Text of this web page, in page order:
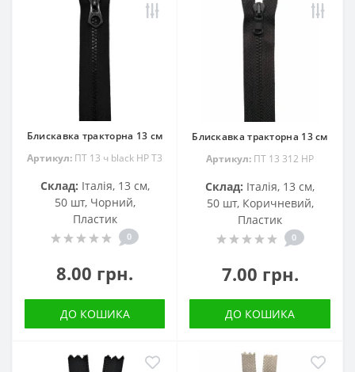
Блискавка тракторна 13 см
Артикул: ПТ 13 ч black HP T3
Склад: Італія, 13 см,
50 шт, Чорний,
Пластик
0
8.00 грн.
ДО КОШИКА
Блискавка тракторна 13 см
Артикул: ПТ 13 312 HP
Склад: Італія, 13 см,
50 шт, Коричневий,
Пластик
0
7.00 грн.
ДО КОШИКА